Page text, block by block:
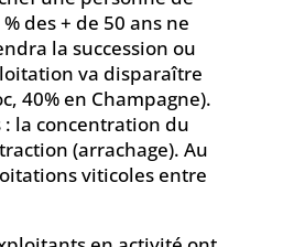
des + de 50 ans ne
la succession ou
va disparaître
40% en Champagne).
: la concentration du
(arrachage). Au
viticoles entre